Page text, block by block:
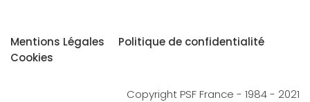
Mentions Légales
Politique de confidentialité
Cookies
Copyright PSF France - 1984 - 2021